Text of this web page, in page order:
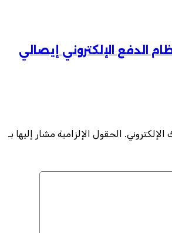
الدفع الإلكتروني إيصالي
الحقول الإلزامية مشار إليها بـ